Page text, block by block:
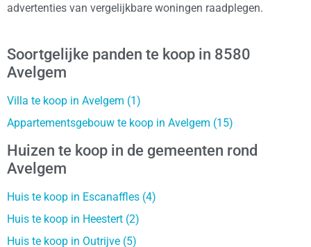
advertenties van vergelijkbare woningen raadplegen.
Soortgelijke panden te koop in 8580
Avelgem
Villa te koop in Avelgem (1)
Appartementsgebouw te koop in Avelgem (15)
Huizen te koop in de gemeenten rond
Avelgem
Huis te koop in Escanaffles (4)
Huis te koop in Heestert (2)
Huis te koop in Outrijve (5)